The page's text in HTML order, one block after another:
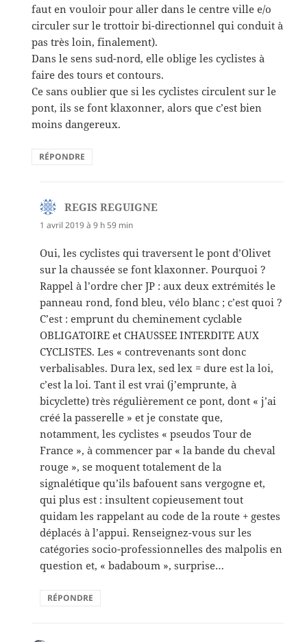
faut en vouloir pour aller dans le centre ville e/o
circuler sur le trottoir bi-directionnel qui conduit à
pas très loin, finalement).
Dans le sens sud-nord, elle oblige les cyclistes à
faire des tours et contours.
Ce sans oublier que si les cyclistes circulent sur le
pont, ils se font klaxonner, alors que c’est bien
moins dangereux.
RÉPONDRE
REGIS REGUIGNE
1 avril 2019 à 9 h 59 min
Oui, les cyclistes qui traversent le pont d’Olivet
sur la chaussée se font klaxonner. Pourquoi ?
Rappel à l’ordre cher JP : aux deux extrémités le
panneau rond, fond bleu, vélo blanc ; c’est quoi ?
C’est : emprunt du cheminement cyclable
OBLIGATOIRE et CHAUSSEE INTERDITE AUX
CYCLISTES. Les « contrevenants sont donc
verbalisables. Dura lex, sed lex = dure est la loi,
c’est la loi. Tant il est vrai (j’emprunte, à
bicyclette) très régulièrement ce pont, dont « j’ai
créé la passerelle » et je constate que,
notamment, les cyclistes « pseudos Tour de
France », à commencer par « la bande du cheval
rouge », se moquent totalement de la
signalétique qu’ils bafouent sans vergogne et,
qui plus est : insultent copieusement tout
quidam les rappelant au code de la route + gestes
déplacés à l’appui. Renseignez-vous sur les
catégories socio-professionnelles des malpolis en
question et, « badaboum », surprise…
RÉPONDRE